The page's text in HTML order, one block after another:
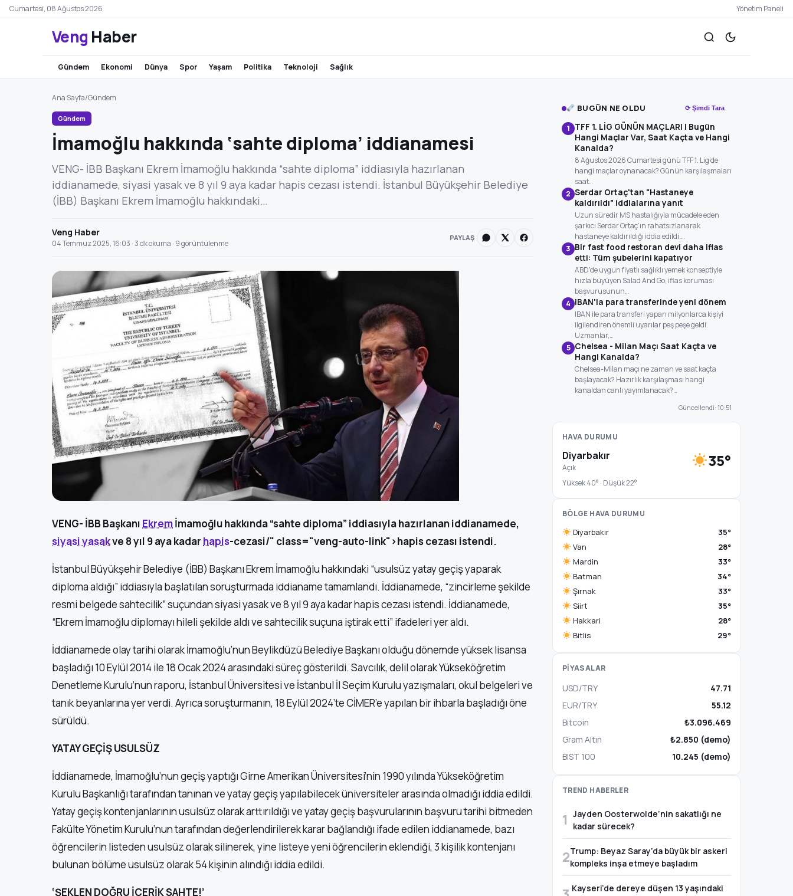
Cumartesi, 08 Ağustos 2026 Yönetim Paneli
Veng Haber
gündem ekonomi dünya spor yaşam politika teknoloji sağlık
Ana Sayfa/Gündem
Gündem
İmamoğlu hakkında ‘sahte diploma’ iddianamesi
VENG- İBB Başkanı Ekrem İmamoğlu hakkında “sahte diploma” iddiasıyla hazırlanan
iddianamede, siyasi yasak ve 8 yıl 9 aya kadar hapis cezası istendi. İstanbul Büyükşehir Belediye
(İBB) Başkanı Ekrem İmamoğlu hakkındaki…
Veng Haber
04 Temmuz 2025, 16:03 · 3 dk okuma · 9 görüntülenme
PAYLAŞ
VENG- İBB Başkanı Ekremİmamoğlu hakkında “sahte diploma” iddiasıyla hazırlanan iddianamede,
siyasi yasakve 8 yıl 9 aya kadar hapis-cezasi/" class="veng-auto-link">hapis cezası istendi.
İstanbul Büyükşehir Belediye (İBB) Başkanı Ekrem İmamoğlu hakkındaki “usulsüz yatay geçiş yaparak
diploma aldığı” iddiasıyla başlatılan soruşturmada iddianame tamamlandı. İddianamede, “zincirleme şekilde
resmi belgede sahtecilik” suçundan siyasi yasak ve 8 yıl 9 aya kadar hapis cezası istendi. İddianamede,
“Ekrem İmamoğlu diplomayı hileli şekilde aldı ve sahtecilik suçuna iştirak etti” ifadeleri yer aldı.
İddianamede olay tarihi olarak İmamoğlu’nun Beylikdüzü Belediye Başkanı olduğu dönemde yüksek lisansa
başladığı 10 Eylül 2014 ile 18 Ocak 2024 arasındaki süreç gösterildi. Savcılık, delil olarak Yükseköğretim
Denetleme Kurulu’nun raporu, İstanbul Üniversitesi ve İstanbul İl Seçim Kurulu yazışmaları, okul belgeleri ve
tanık beyanlarına yer verdi. Ayrıca soruşturmanın, 18 Eylül 2024’te CİMER’e yapılan bir ihbarla başladığı öne
sürüldü.
YATAY GEÇİŞ USULSÜZ
İddianamede, İmamoğlu’nun geçiş yaptığı Girne Amerikan Üniversitesi’nin 1990 yılında Yükseköğretim
Kurulu Başkanlığı tarafından tanınan ve yatay geçiş yapılabilecek üniversiteler arasında olmadığı iddia edildi.
Yatay geçiş kontenjanlarının usulsüz olarak arttırıldığı ve yatay geçiş başvurularının başvuru tarihi bitmeden
Fakülte Yönetim Kurulu’nun tarafından değerlendirilerek karar bağlandığı ifade edilen iddianamede, bazı
öğrencilerin listeden usulsüz olarak silinerek, yine listeye yeni öğrencilerin eklendiği, 3 kişilik kontenjanı
bulunan bölüme usulsüz olarak 54 kişinin alındığı iddia edildi.
‘ŞEKLEN DOĞRU İÇERİK SAHTE!’
BUGÜN NE OLDU ⟳ Şimdi Tara
1 TFF 1. LİG GÜNÜN MAÇLARI | Bugün
Hangi Maçlar Var, Saat Kaçta ve Hangi
Kanalda?
8 Ağustos 2026 Cumartesi günü TFF 1. Lig’de
hangi maçlar oynanacak? Günün karşılaşmaları
saat…
2 Serdar Ortaç'tan "Hastaneye
kaldırıldı" iddialarına yanıt
Uzun süredir MS hastalığıyla mücadele eden
şarkıcı Serdar Ortaç’ın rahatsızlanarak
hastaneye kaldırıldığı iddia edildi.…
3 Bir fast food restoran devi daha iflas
etti: Tüm şubelerini kapatıyor
ABD'de uygun fiyatlı sağlıklı yemek konseptiyle
hızla büyüyen Salad And Go, iflas koruması
başvurusunun…
4 IBAN'la para transferinde yeni dönem
IBAN ile para transferi yapan milyonlarca kişiyi
ilgilendiren önemli uyarılar peş peşe geldi.
Uzmanlar,…
5 Chelsea - Milan Maçı Saat Kaçta ve
Hangi Kanalda?
Chelsea-Milan maçı ne zaman ve saat kaçta
başlayacak? Hazırlık karşılaşması hangi
kanaldan canlı yayımlanacak?…
Güncellendi: 10:51
HAVA DURUMU
Diyarbakır
Açık 35°
Yüksek 40° · Düşük 22°
BÖLGE HAVA DURUMU
Diyarbakır
35°
Van
28°
Mardin
33°
Batman
34°
Şırnak
33°
Siirt
35°
Hakkari
28°
Bitlis
29°
PİYASALAR
USD/TRY
47.71
EUR/TRY
55.12
Bitcoin
₺3.096.469
Gram Altın
₺2.850 (demo)
BIST 100
10.245 (demo)
TREND HABERLER
1 Jayden Oosterwolde’nin sakatlığı ne
kadar sürecek?
2Trump: Beyaz Saray’da büyük bir askeri
kompleks inşa etmeye başladım
Kayseri’de dereye düşen 13 yaşındaki